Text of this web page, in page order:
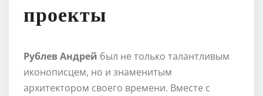
проекты
Рублев Андрей был не только талантливым
иконописцем, но и знаменитым
архитектором своего времени. Вместе с